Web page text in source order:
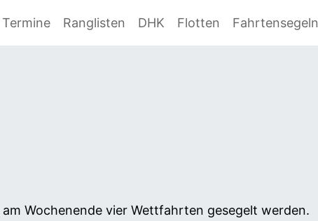
Termine Ranglisten DHK Flotten Fahrtensegeln
Wochenende vier Wettfahrten gesegelt werden.